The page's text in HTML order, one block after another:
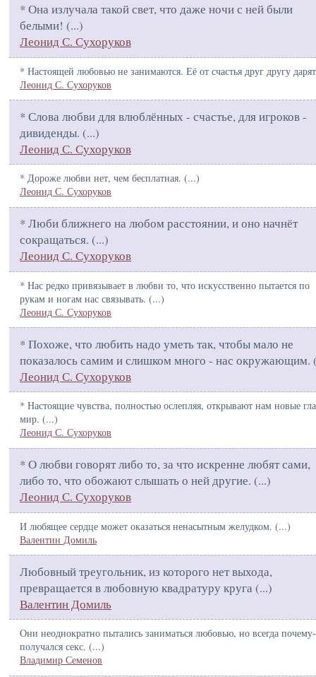
* Она излучала такой свет, что даже ночи с ней были
белыми! (...)
Леонид С. Сухоруков
* Настоящей любовью не занимаются. Её от счастья друг другу
Леонид С. Сухоруков
* Слова любви для влюблённых - счастье, для игроков -
дивиденды. (...)
Леонид С. Сухоруков
* Дороже любви нет, чем бесплатная. (...)
Леонид С. Сухоруков
* Люби ближнего на любом расстоянии, и оно начнёт
сокращаться. (...)
Леонид С. Сухоруков
* Нас редко привязывает в любви то, что искусственно пытается по
рукам и ногам нас связывать. (...)
Леонид С. Сухоруков
* Похоже, что любить надо уметь так, чтобы мало не
показалось самим и слишком много - нас окружающим.
Леонид С. Сухоруков
* Настоящие чувства, полностью ослепляя, открывают нам новые
мир. (...)
Леонид С. Сухоруков
* О любви говорят либо то, за что искренне любят сами,
либо то, что обожают слышать о ней другие. (...)
Леонид С. Сухоруков
И любящее сердце может оказаться ненасытным желудком. (...)
Валентин Домиль
Любовный треугольник, из которого нет выхода,
превращается в любовную квадратуру круга (...)
Валентин Домиль
Они неоднократно пытались заниматься любовью, но всегда
получался секс. (...)
Владимир Семенов